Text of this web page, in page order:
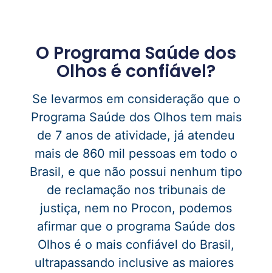
O Programa Saúde dos
Olhos é confiável?
Se levarmos em consideração que o
Programa Saúde dos Olhos tem mais
de 7 anos de atividade, já atendeu
mais de 860 mil pessoas em todo o
Brasil, e que não possui nenhum tipo
de reclamação nos tribunais de
justiça, nem no Procon, podemos
afirmar que o programa Saúde dos
Olhos é o mais confiável do Brasil,
ultrapassando inclusive as maiores